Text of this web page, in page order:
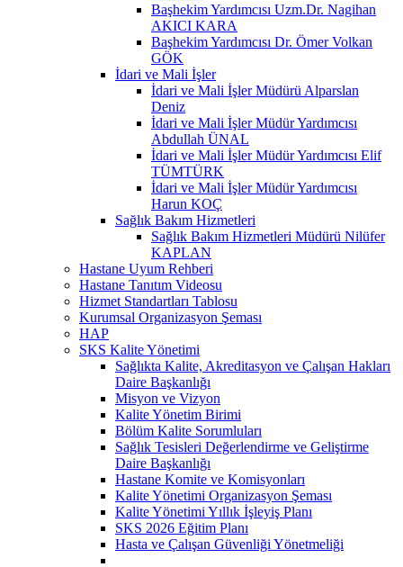
Başhekim Yardımcısı Uzm.Dr. Nagihan
AKICI KARA
Başhekim Yardımcısı Dr. Ömer Volkan
GÖK
İdari ve Mali İşler
İdari ve Mali İşler Müdürü Alparslan
Deniz
İdari ve Mali İşler Müdür Yardımcısı
Abdullah ÜNAL
İdari ve Mali İşler Müdür Yardımcısı Elif
TÜMTÜRK
İdari ve Mali İşler Müdür Yardımcısı
Harun KOÇ
Sağlık Bakım Hizmetleri
Sağlık Bakım Hizmetleri Müdürü Nilüfer
KAPLAN
Hastane Uyum Rehberi
Hastane Tanıtım Videosu
Hizmet Standartları Tablosu
Kurumsal Organizasyon Şeması
HAP
SKS Kalite Yönetimi
Sağlıkta Kalite, Akreditasyon ve Çalışan Hakları
Daire Başkanlığı
Misyon ve Vizyon
Kalite Yönetim Birimi
Bölüm Kalite Sorumluları
Sağlık Tesisleri Değerlendirme ve Geliştirme
Daire Başkanlığı
Hastane Komite ve Komisyonları
Kalite Yönetimi Organizasyon Şeması
Kalite Yönetimi Yıllık İşleyiş Planı
SKS 2026 Eğitim Planı
Hasta ve Çalışan Güvenliği Yönetmeliği